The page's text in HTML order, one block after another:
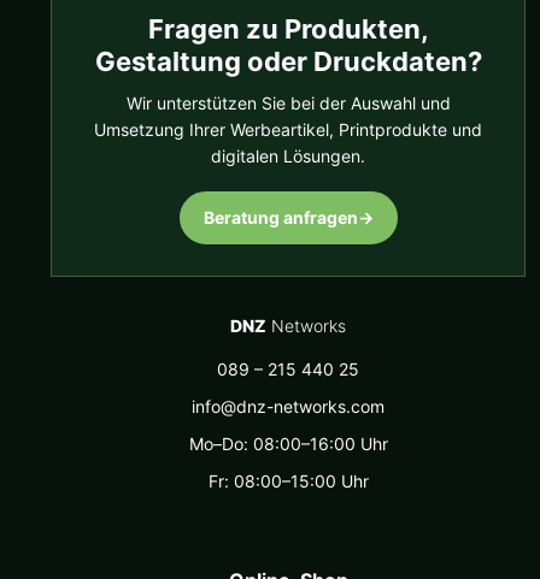
Fragen zu Produkten,
Gestaltung oder Druckdaten?
Wir unterstützen Sie bei der Auswahl und
Umsetzung Ihrer Werbeartikel, Printprodukte und
digitalen Lösungen.
Beratung anfragen→
DNZ Networks
089 – 215 440 25
info@dnz-networks.com
Mo–Do: 08:00–16:00 Uhr
Fr: 08:00–15:00 Uhr